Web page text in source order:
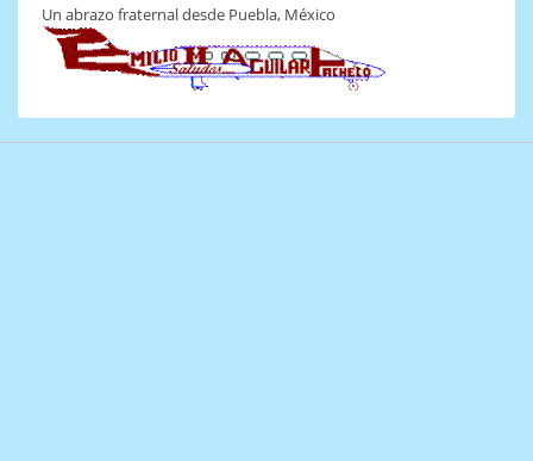
Un abrazo fraternal desde Puebla, México